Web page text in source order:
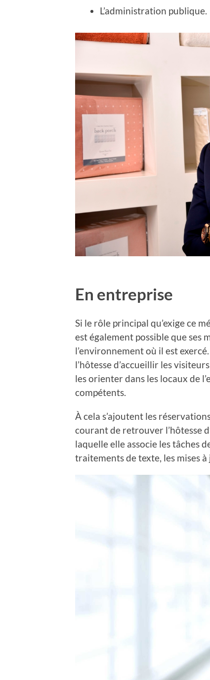
L’administration publique.
En entreprise
Si le rôle principal qu’exige ce
est également possible que ses
l’environnement où il est
l’hôtesse d’accueillir les
les orienter dans les locaux de
compétents.
À cela s’ajoutent les
courant de retrouver l’hôtesse
laquelle elle associe les tâches
traitements de texte, les mises